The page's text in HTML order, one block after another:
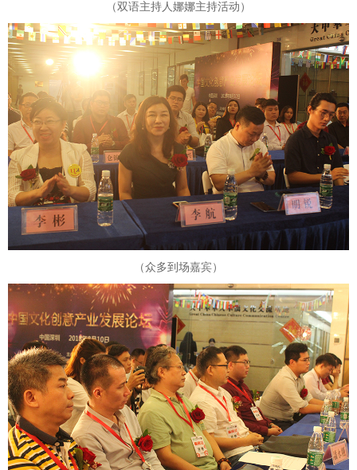
（双语主持人娜娜主持活动）
（众多到场嘉宾）